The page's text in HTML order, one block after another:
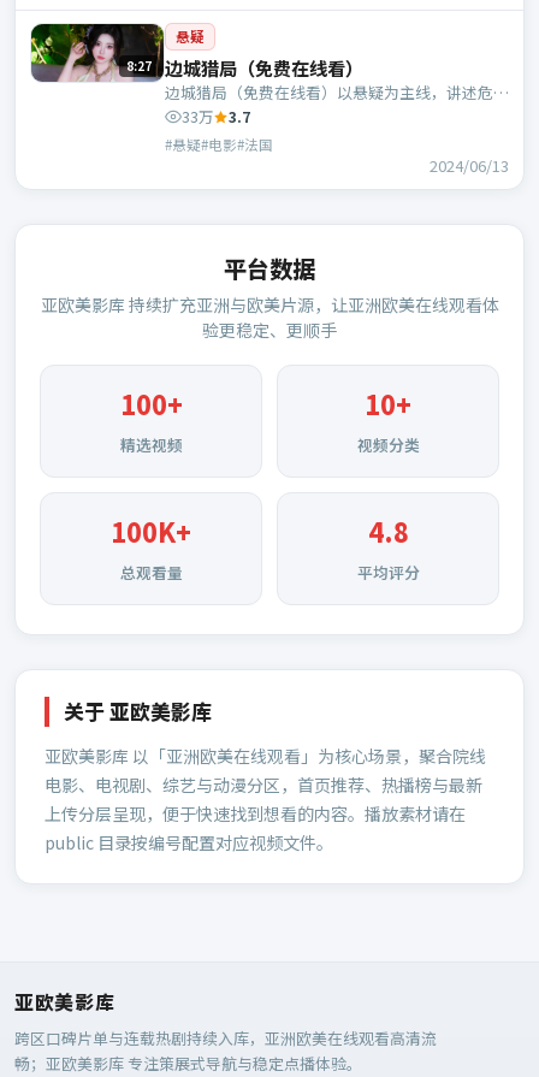
8:27
悬疑
边城猎局（免费在线看）
边城猎局（免费在线看）以悬疑为主线，讲述危机
中的抉择与人物成长；法国班底，乌尔善执导，张
曼玉、谭卓等主演。
33万 3.7
#悬疑#电影#法国
2024/06/13
平台数据
亚欧美影库 持续扩充亚洲与欧美片源，让亚洲欧美在线观看体
验更稳定、更顺手
100+
精选视频
10+
视频分类
100K+
总观看量
4.8
平均评分
关于亚欧美影库
亚欧美影库 以「亚洲欧美在线观看」为核心场景，聚合院线
电影、电视剧、综艺与动漫分区，首页推荐、热播榜与最新
上传分层呈现，便于快速找到想看的内容。播放素材请在
public 目录按编号配置对应视频文件。
亚欧美影库
跨区口碑片单与连载热剧持续入库，亚洲欧美在线观看高清流
畅； 亚欧美影库 专注策展式导航与稳定点播体验。